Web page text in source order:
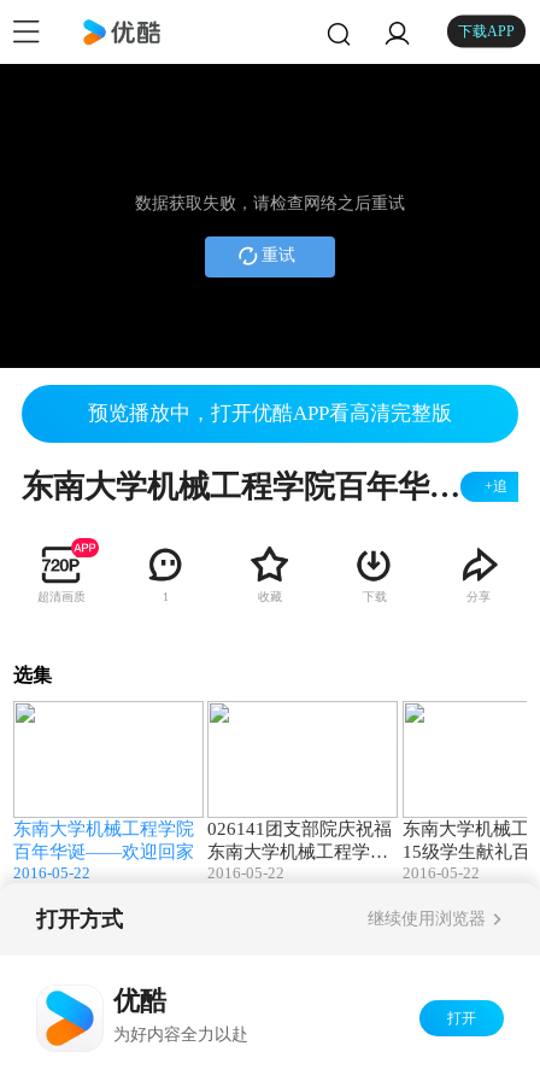
下载APP
数据获取失败，请检查网络之后重试
重试
预览播放中，打开优酷APP看高清完整版
东南大学机械工程学院百年华诞——欢迎回家 +追
超清画质 1 收藏 下载 分享
选集
东南大学机械工程学院
百年华诞——欢迎回家
2016-05-22
026141团支部院庆祝福
东南大学机械工程学院
百年华诞
2016-05-22
东南大学机械工
15级学生献礼百
之快闪
2016-05-22
打开方式 继续使用浏览器
优酷
为好内容全力以赴
打开